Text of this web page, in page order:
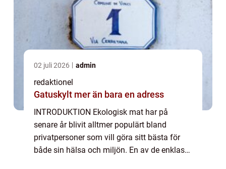
02 juli 2026 admin
redaktionel
Gatuskylt mer än bara en adress
INTRODUKTION Ekologisk mat har på
senare år blivit alltmer populärt bland
privatpersoner som vill göra sitt bästa för
både sin hälsa och miljön. En av de enklaste